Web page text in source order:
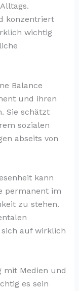
konzentriert
wichtig
Balance
und ihren
Sie schätzt
sozialen
abseits von
kann
permanent im
zu stehen.
auf wirklich
mit Medien und
es sein